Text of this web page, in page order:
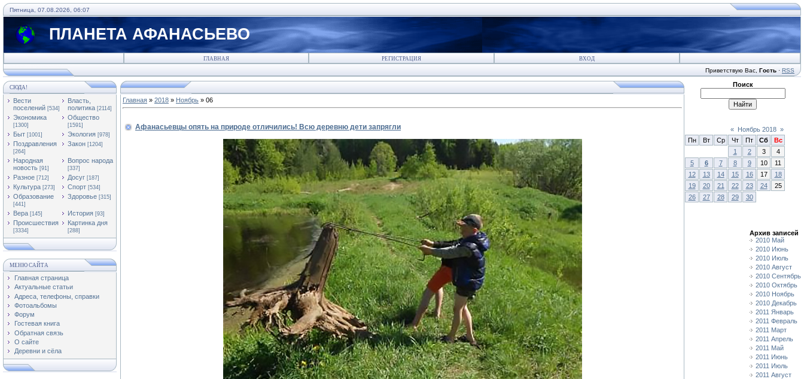
Пятница, 07.08.2026, 06:07
ПЛАНЕТА АФАНАСЬЕВО
ГЛАВНАЯ РЕГИСТРАЦИЯ ВХОД
Приветствую Вас Гость · RSS
СЮДА!
Вести
поселений [534]
Власть,
политика [2114]
Экономика
[1300]
Общество
[1591]
Быт [1001] Экология [978]
Поздравления
[264]
Закон [1204]
Народная
новость [91]
Вопрос народа
[337]
Разное [712] Досуг [187]
Культура [273] Спорт [534]
Образование
[441]
Здоровье [315]
Вера [145] История [93]
Происшествия
[3334]
Картинка дня
[288]
МЕНЮ САЙТА
Главная страница
Актуальные статьи
Адреса, телефоны, справки
Фотоальбомы
Форум
Гостевая книга
Обратная связь
О сайте
Деревни и сёла
Главная » 2018 » Ноябрь » 06
Афанасьевцы опять на природе отличились! Всю деревню дети запрягли
Поиск
« Ноябрь 2018 »
Пн
Вт Ср Чт Пт Сб
Вс
1
2 3
4
5
6 7 8 9 10
11
12
13 14 15 16 17
18
19
20 21 22 23 24
25
26
27 28 29 30
Архив записей
2010 Май
2010 Июнь
2010 Июль
2010 Август
2010 Сентябрь
2010 Октябрь
2010 Ноябрь
2010 Декабрь
2011 Январь
2011 Февраль
2011 Март
2011 Апрель
2011 Май
2011 Июнь
2011 Июль
2011 Август